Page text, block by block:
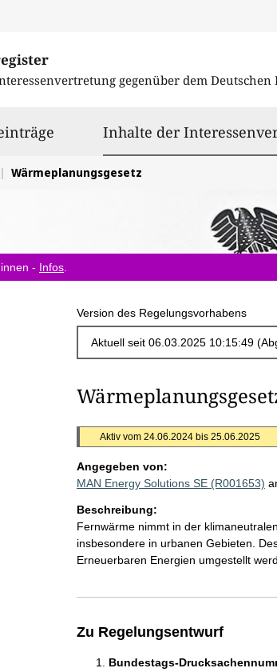
gegenüber dem Deutschen
Inhalte der
Wärmeplanungsgesetz
- Infos
Version des Regelungsvorhabens
Aktiv vom 24.06.2024 bis 25.06.2025
Angegeben von:
MAN Energy Solutions SE (R001653)
Beschreibung:
Fernwärme nimmt in der
insbesondere in urbanen Gebieten.
Erneuerbaren Energien umgestellt
Zu Regelungsentwurf
Bundestags-